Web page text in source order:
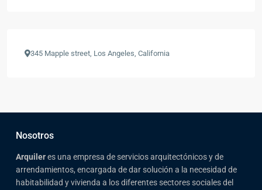
345 Mapple street, Los Angeles, California
Nosotros
Arqui leres una empresa de servicios arquitectónicos y de
arrendamientos, encargada de dar solución a la necesidad de
habitabilidad y vivienda a los diferentes sectores sociales del